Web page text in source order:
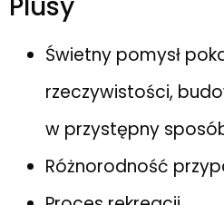
Świetny pomysł
rzeczywistości,
w przystępny
Różnorodność